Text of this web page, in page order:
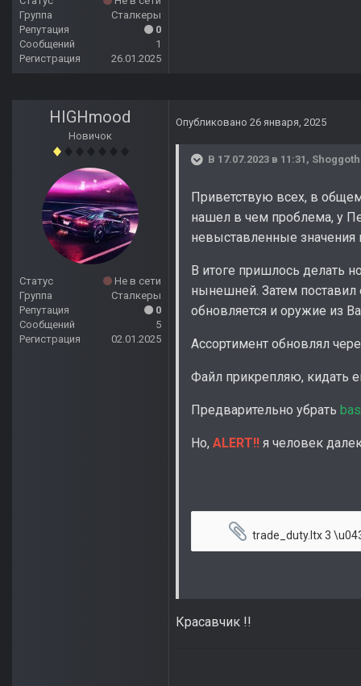
Группа
Сталкеры
Репутация
0
Сообщений
1
Регистрация
26.01.2025
HIGHmood
Новичок
Статус
Не в сети
Группа
Сталкеры
Репутация
0
Сообщений
5
Регистрация
02.01.2025
Опубликовано 26 января, 2025
В 17.07.2023 в 11:31, Shoggoth
Приветствую всех, в
нашел в чем проблема, у
невыставленные значения
В итоге пришлось делать
нынешней. Затем поставил
обновляется и оружие из
Ассортимент обновлял
Файл прикрепляю, кидать
Предварительно убрать
Но, ALERT!! я человек
trade_duty.ltx3
Красавчик !!